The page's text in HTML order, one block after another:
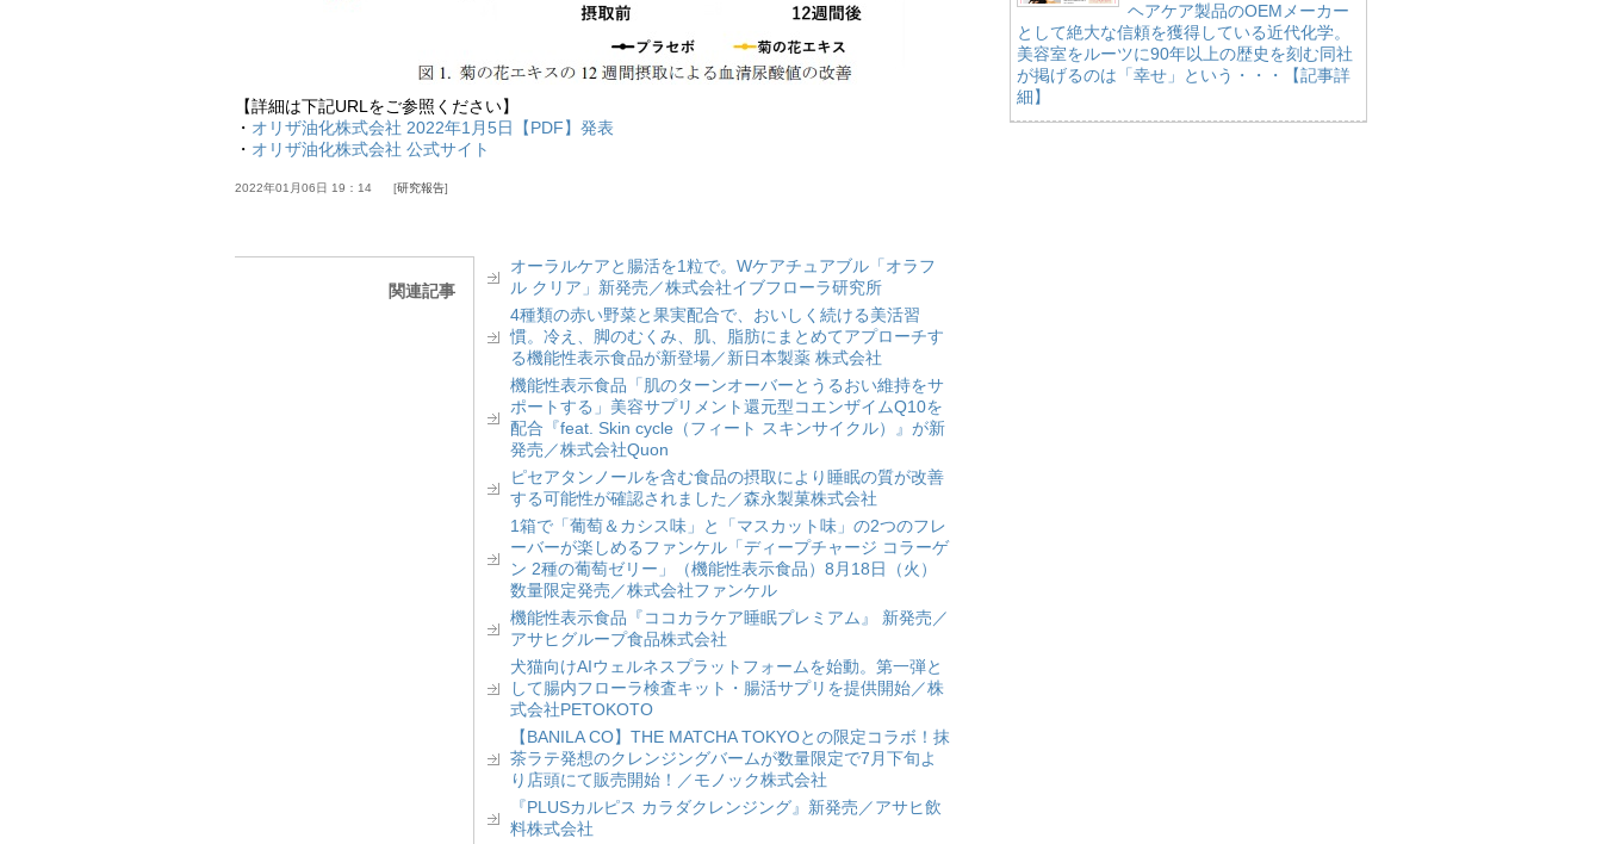
【詳細は下記URLをご参照ください】
・ オリザ油化株式会社 2022年1月5日【PDF】発表
・ オリザ油化株式会社 公式サイト
2022年01月06日 19：14 研究報告
関連記事
オーラルケアと腸活を1粒で。Wケアチュアブル「オラフ
ル クリア」新発売／株式会社イブフローラ研究所
4種類の赤い野菜と果実配合で、おいしく続ける美活習
慣。冷え、脚のむくみ、肌、脂肪にまとめてアプローチす
る機能性表示食品が新登場／新日本製薬 株式会社
機能性表示食品「肌のターンオーバーとうるおい維持をサ
ポートする」美容サプリメント還元型コエンザイムQ10を
配合『feat. Skin cycle（フィート スキンサイクル）』が新
発売／株式会社Quon
ピセアタンノールを含む食品の摂取により睡眠の質が改善
する可能性が確認されました／森永製菓株式会社
1箱で「葡萄＆カシス味」と「マスカット味」の2つのフレ
ーバーが楽しめるファンケル「ディープチャージ コラーゲ
ン 2種の葡萄ゼリー」（機能性表示食品）8月18日（火）
数量限定発売／株式会社ファンケル
機能性表示食品『ココカラケア睡眠プレミアム』 新発売／
アサヒグループ食品株式会社
犬猫向けAIウェルネスプラットフォームを始動。第一弾と
して腸内フローラ検査キット・腸活サプリを提供開始／株
式会社PETOKOTO
【BANILA CO】THE MATCHA TOKYOとの限定コラボ！抹
茶ラテ発想のクレンジングバームが数量限定で7月下旬よ
り店頭にて販売開始！／モノック株式会社
『PLUSカルピス カラダクレンジング』新発売／アサヒ飲
料株式会社
ヘアケア製品のOEMメーカー
として絶大な信頼を獲得している近代化学。
美容室をルーツに90年以上の歴史を刻む同社
が掲げるのは「幸せ」という・・・【記事詳
細】